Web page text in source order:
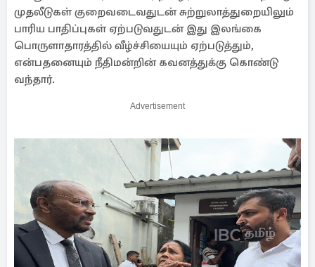
முதலீடுகள் குறைவடைவதுடன் சுற்றுலாத்துறையிலும்
பாரிய பாதிப்புகள் ஏற்படுவதுடன் இது இலங்கை
பொருளாதாரத்தில் வீழ்ச்சியையும் ஏற்படுத்தும்,
என்பதனையும் நீதிமன்றின் கவனத்துக்கு கொண்டு
வந்தார்.
Advertisement